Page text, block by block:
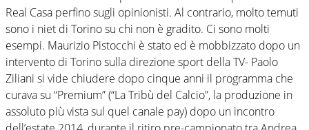
Real Casa perfino sugli opinionisti. Al contrario, molto temuti
sono i niet di Torino su chi non è gradito. Ci sono molti
esempi. Maurizio Pistocchi è stato ed è mobbizzato dopo un
intervento di Torino sulla direzione sport della TV- Paolo
Ziliani si vide chiudere dopo cinque anni il programma che
curava su “Premium” (“La Tribù del Calcio”, la produzione in
assoluto più vista sul quel canale pay) dopo un incontro